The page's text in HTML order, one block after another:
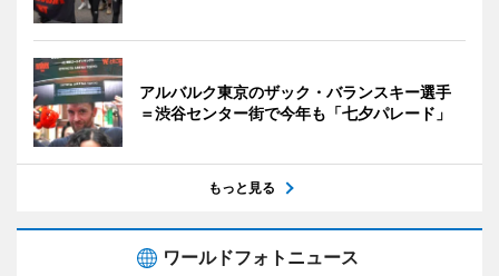
アルバルク東京のザック・バランスキー選手
＝渋谷センター街で今年も「七夕パレード」
もっと見る
ワールドフォトニュース